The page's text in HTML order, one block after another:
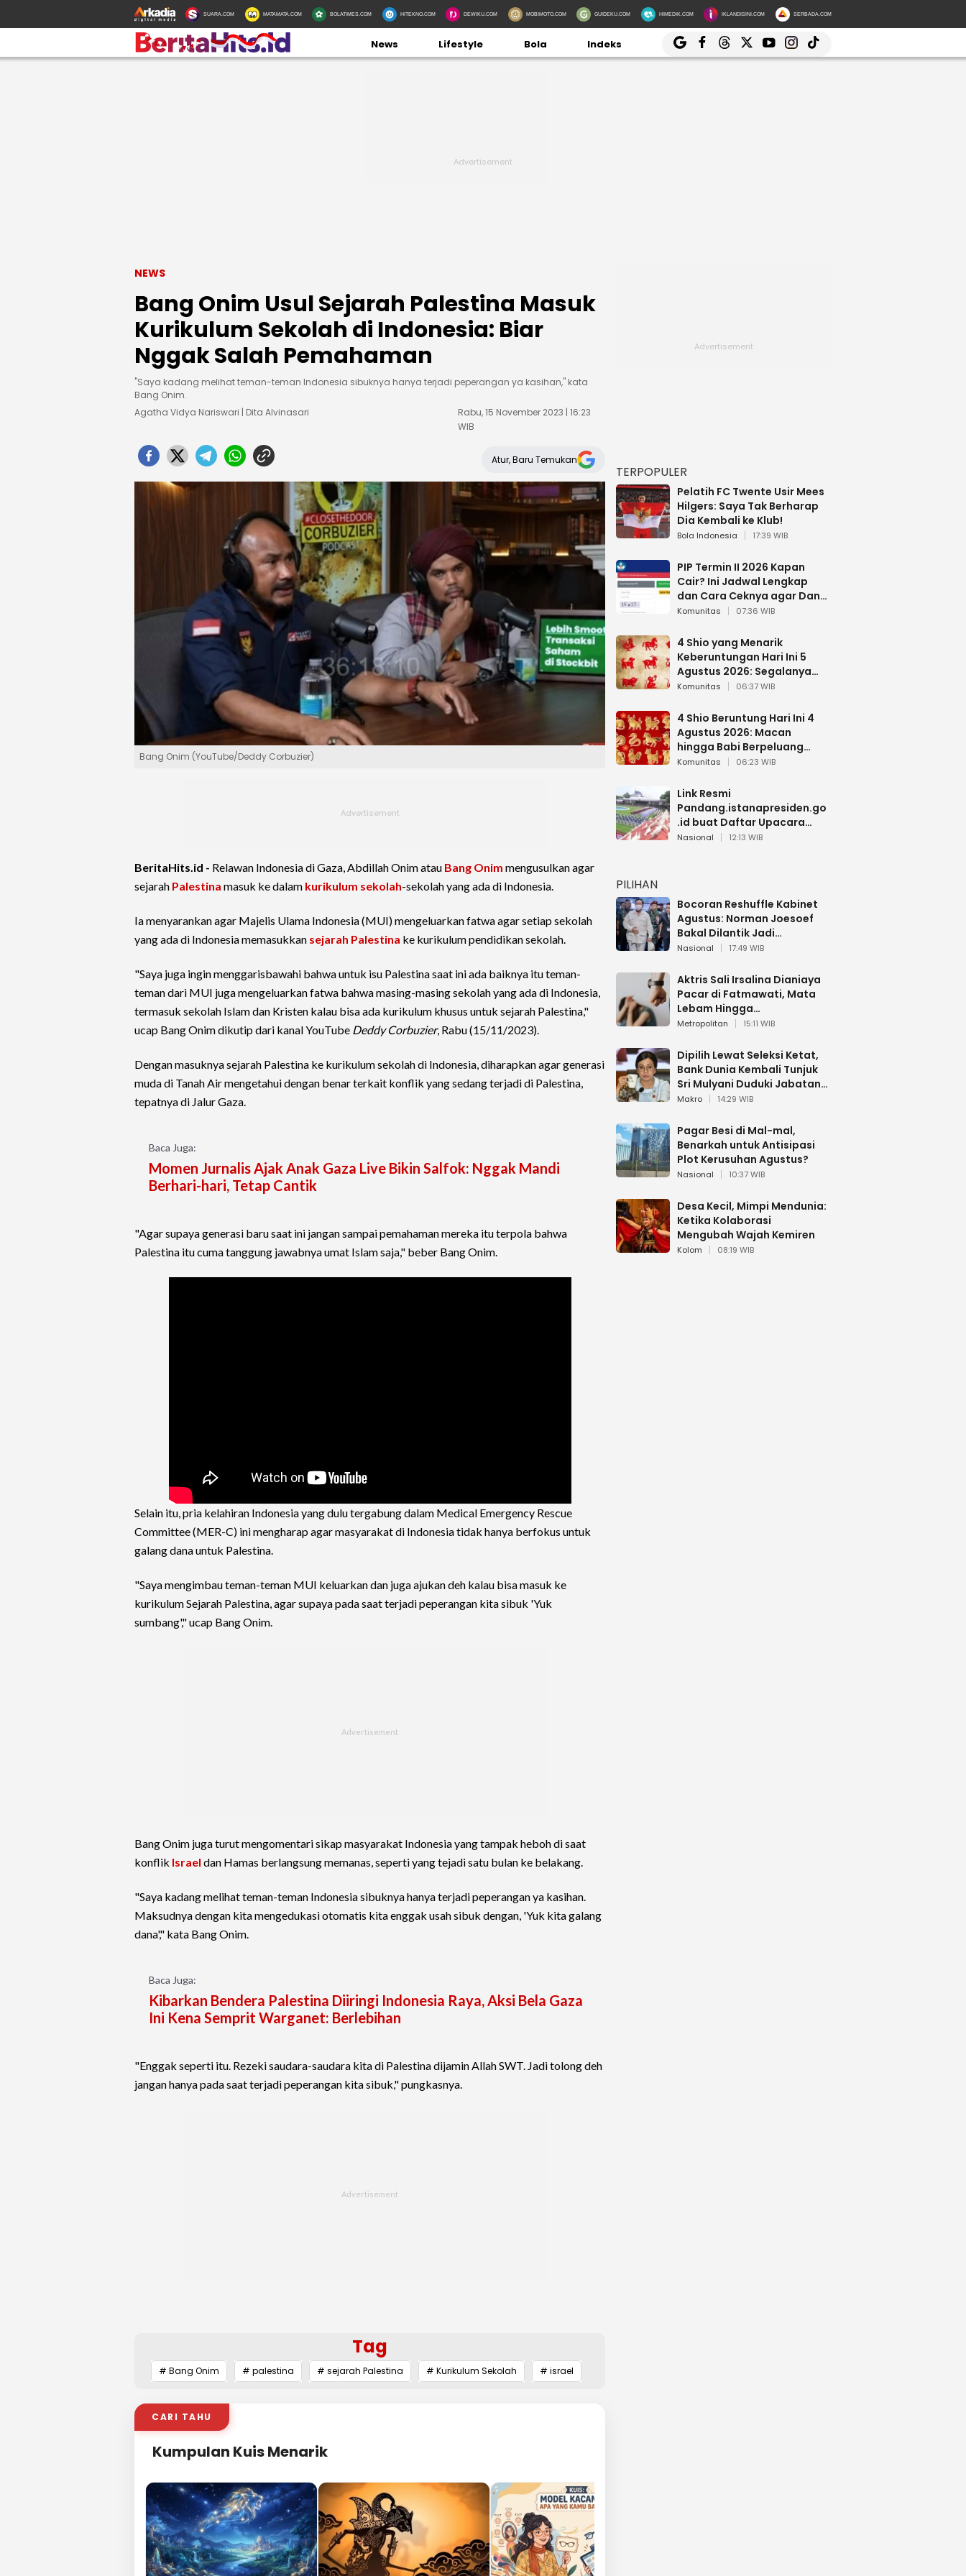
SUARA.COM MATAMATA.COM BOLATIMES.COM HITEKNO.COM DEWIKU.COM MOBIMOTO.COM GUIDEKU.COM HIMEDIK.COM IKLANDISINI.COM SERBADA.COM
News Lifestyle Bola Indeks
NEWS
Bang Onim Usul Sejarah Palestina Masuk
Kurikulum Sekolah di Indonesia: Biar
Nggak Salah Pemahaman
"Saya kadang melihat teman-teman Indonesia sibuknya hanya terjadi peperangan ya kasihan," kata
Bang Onim.
Agatha Vidya Nariswari | Dita Alvinasari
Rabu, 15 November 2023 | 16:23
WIB
Atur, Baru Temukan
Bang Onim (YouTube/Deddy Corbuzier)
BeritaHits.id - Relawan Indonesia di Gaza, Abdillah Onim atau Bang Onim mengusulkan agar
sejarah Palestina masuk ke dalam kurikulum sekolah-sekolah yang ada di Indonesia.
Ia menyarankan agar Majelis Ulama Indonesia (MUI) mengeluarkan fatwa agar setiap sekolah
yang ada di Indonesia memasukkan sejarah Palestina ke kurikulum pendidikan sekolah.
"Saya juga ingin menggarisbawahi bahwa untuk isu Palestina saat ini ada baiknya itu teman-
teman dari MUI juga mengeluarkan fatwa bahwa masing-masing sekolah yang ada di Indonesia,
termasuk sekolah Islam dan Kristen kalau bisa ada kurikulum khusus untuk sejarah Palestina,"
ucap Bang Onim dikutip dari kanal YouTube Deddy Corbuzier, Rabu (15/11/2023).
Dengan masuknya sejarah Palestina ke kurikulum sekolah di Indonesia, diharapkan agar generasi
muda di Tanah Air mengetahui dengan benar terkait konflik yang sedang terjadi di Palestina,
tepatnya di Jalur Gaza.
Baca Juga:
Momen Jurnalis Ajak Anak Gaza Live Bikin Salfok: Nggak Mandi
Berhari-hari, Tetap Cantik
"Agar supaya generasi baru saat ini jangan sampai pemahaman mereka itu terpola bahwa
Palestina itu cuma tanggung jawabnya umat Islam saja," beber Bang Onim.
Selain itu, pria kelahiran Indonesia yang dulu tergabung dalam Medical Emergency Rescue
Committee (MER-C) ini mengharap agar masyarakat di Indonesia tidak hanya berfokus untuk
galang dana untuk Palestina.
"Saya mengimbau teman-teman MUI keluarkan dan juga ajukan deh kalau bisa masuk ke
kurikulum Sejarah Palestina, agar supaya pada saat terjadi peperangan kita sibuk 'Yuk
sumbang'," ucap Bang Onim.
Bang Onim juga turut mengomentari sikap masyarakat Indonesia yang tampak heboh di saat
konflik Israel dan Hamas berlangsung memanas, seperti yang tejadi satu bulan ke belakang.
"Saya kadang melihat teman-teman Indonesia sibuknya hanya terjadi peperangan ya kasihan.
Maksudnya dengan kita mengedukasi otomatis kita enggak usah sibuk dengan, 'Yuk kita galang
dana'," kata Bang Onim.
Baca Juga:
Kibarkan Bendera Palestina Diiringi Indonesia Raya, Aksi Bela Gaza
Ini Kena Semprit Warganet: Berlebihan
"Enggak seperti itu. Rezeki saudara-saudara kita di Palestina dijamin Allah SWT. Jadi tolong deh
jangan hanya pada saat terjadi peperangan kita sibuk," pungkasnya.
Tag
# Bang Onim # palestina # sejarah Palestina # Kurikulum Sekolah # israel
CARI TAHU
Kumpulan Kuis Menarik
TERPOPULER
Pelatih FC Twente Usir Mees
Hilgers: Saya Tak Berharap
Dia Kembali ke Klub!
Bola Indonesia 17:39 WIB
PIP Termin II 2026 Kapan
Cair? Ini Jadwal Lengkap
dan Cara Ceknya agar Dana
Tidak Hangus!
Komunitas 07:36 WIB
4 Shio yang Menarik
Keberuntungan Hari Ini 5
Agustus 2026: Segalanya
Berjalan Lancar
Komunitas 06:37 WIB
4 Shio Beruntung Hari Ini 4
Agustus 2026: Macan
hingga Babi Berpeluang
Dapat Kabar Baik
Komunitas 06:23 WIB
Link Resmi
Pandang.istanapresiden.go
.id buat Daftar Upacara
Bendera HUT RI di Istana
Nasional 12:13 WIB
PILIHAN
Bocoran Reshuffle Kabinet
Agustus: Norman Joesoef
Bakal Dilantik Jadi
Wamenhan RI
Nasional 17:49 WIB
Aktris Sali Irsalina Dianiaya
Pacar di Fatmawati, Mata
Lebam Hingga
Diselamatkan Polantas
Metropolitan 15:11 WIB
Dipilih Lewat Seleksi Ketat,
Bank Dunia Kembali Tunjuk
Sri Mulyani Duduki Jabatan
Strategis
Makro 14:29 WIB
Pagar Besi di Mal-mal,
Benarkah untuk Antisipasi
Plot Kerusuhan Agustus?
Nasional 10:37 WIB
Desa Kecil, Mimpi Mendunia:
Ketika Kolaborasi
Mengubah Wajah Kemiren
Kolom 08:19 WIB